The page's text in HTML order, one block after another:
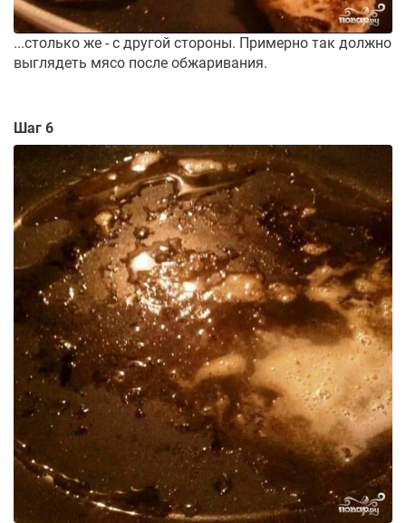
...столько же - с другой стороны. Примерно так должно
выглядеть мясо после обжаривания.
Шаг 6